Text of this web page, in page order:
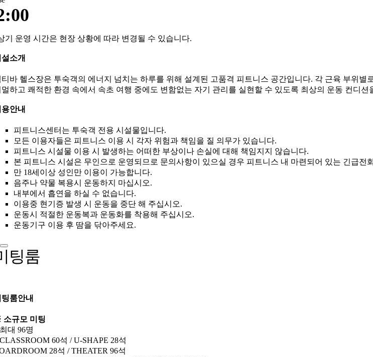
운영 시간은 현장 상황에 따라 변경될 수 있습니다.
소개
바 헬스장은 투숙객의 에너지 넘치는 하루를 위해 설계된 고품격 피트니스 공간입니다. 각 근육 부위별
하고 쾌적한 환경 속에서 속초 여행 중에도 변함없는 자기 관리를 실현할 수 있도록 최상의 운동 컨디션
안내
피트니스센터는 투숙객 전용 시설물입니다.
모든 이용자들은 피트니스 이용 시 각자 위험과 책임을 질 의무가 있습니다.
피트니스 시설물 이용 시 발생하는 어떠한 부상이나 손실에 대해 책임지지 않습니다.
본 피트니스 시설은 무인으로 운영되므로 문의사항이 있으실 경우 피트니스 내 마련되어 있는 긴급전
만 18세이상 성인만 이용이 가능합니다.
음주나 약물 복용시 운동하지 마십시오.
내부에서 흡연을 하실 수 없습니다.
이용중 현기증 발생 시 운동을 중단 해 주십시오.
운동시 적절한 운동복과 운동화를 착용해 주십시오.
운동기구 이용 후 땀을 닦아주세요.
팅룸
룸안내
규모 미팅
대 96명
60석 / U-SHAPE 28석
28석 / THEATER 96석